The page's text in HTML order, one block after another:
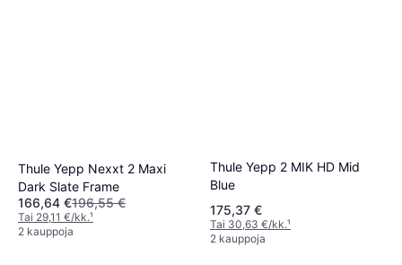
Thule Yepp Nexxt 2 Maxi
Dark Slate Frame
166,64 €196,55 €
Tai 29,11 €/kk.¹
2 kauppoja
Thule Yepp 2 MIK HD Mid
Blue
175,37 €
Tai 30,63 €/kk.¹
2 kauppoja